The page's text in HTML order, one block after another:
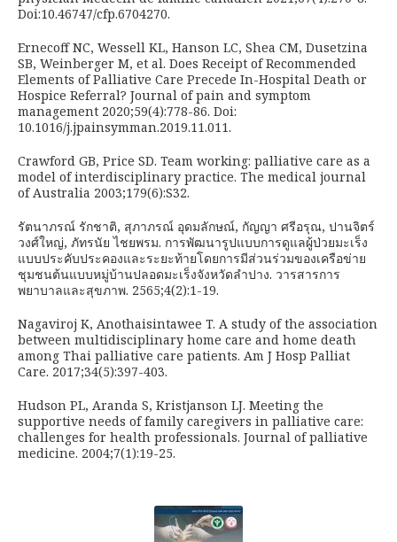
Doi:10.46747/cfp.6704270.
Ernecoff NC, Wessell KL, Hanson LC, Shea CM, Dusetzina
SB, Weinberger M, et al. Does Receipt of Recommended
Elements of Palliative Care Precede In-Hospital Death or
Hospice Referral? Journal of pain and symptom
management 2020;59(4):778-86. Doi:
10.1016/j.jpainsymman.2019.11.011.
Crawford GB, Price SD. Team working: palliative care as a
model of interdisciplinary practice. The medical journal
of Australia 2003;179(6):S32.
รัตนาภรณ์ รักชาติ, สุภาภรณ์ อุดมลักษณ์, กัญญา ศรีอรุณ, ปานจิตร์
วงศ์ใหญ่, ภัทรนัย ไชยพรม. การพัฒนารูปแบบการดูแลผู้ป่วยมะเร็ง
แบบประคับประคองและระยะท้ายโดยการมีส่วนร่วมของเครือข่าย
ชุมชนต้นแบบหมู่บ้านปลอดมะเร็งจังหวัดลำปาง. วารสารการ
พยาบาลและสุขภาพ. 2565;4(2):1-19.
Nagaviroj K, Anothaisintawee T. A study of the association
between multidisciplinary home care and home death
among Thai palliative care patients. Am J Hosp Palliat
Care. 2017;34(5):397-403.
Hudson PL, Aranda S, Kristjanson LJ. Meeting the
supportive needs of family caregivers in palliative care:
challenges for health professionals. Journal of palliative
medicine. 2004;7(1):19-25.